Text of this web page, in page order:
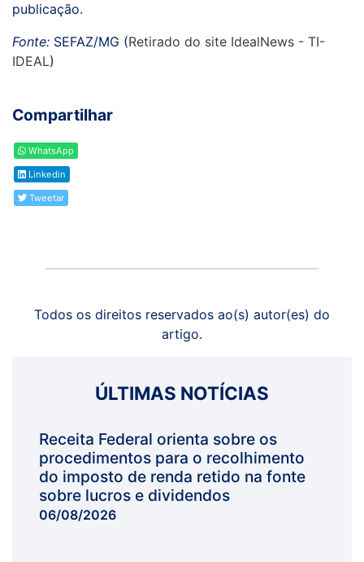
publicação.
Fonte: SEFAZ/MG (Retirado do site IdealNews - TI-
IDEAL)
Compartilhar
WhatsApp
Linkedin
Tweetar
Todos os direitos reservados ao(s) autor(es) do
artigo.
ÚLTIMAS NOTÍCIAS
Receita Federal orienta sobre os
procedimentos para o recolhimento
do imposto de renda retido na fonte
sobre lucros e dividendos
06/08/2026